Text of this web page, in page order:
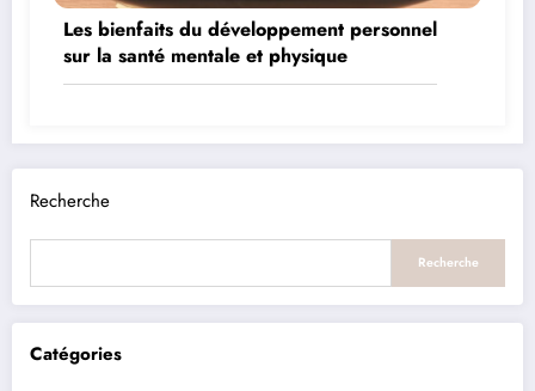
Les bienfaits du développement personnel
sur la santé mentale et physique
Recherche
Recherche
Catégories